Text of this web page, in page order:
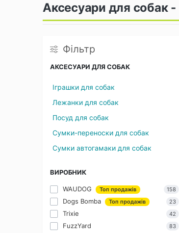
Аксесуари для собак -
Фільтр
АКСЕСУАРИ ДЛЯ СОБАК
Іграшки для собак
Лежанки для собак
Посуд для собак
Сумки-переноски для собак
Сумки автогамаки для собак
ВИРОБНИК
WAUDOG Топ продажів 158
Dogs Bomba Топ продажів 23
Trixie 42
FuzzYard 83